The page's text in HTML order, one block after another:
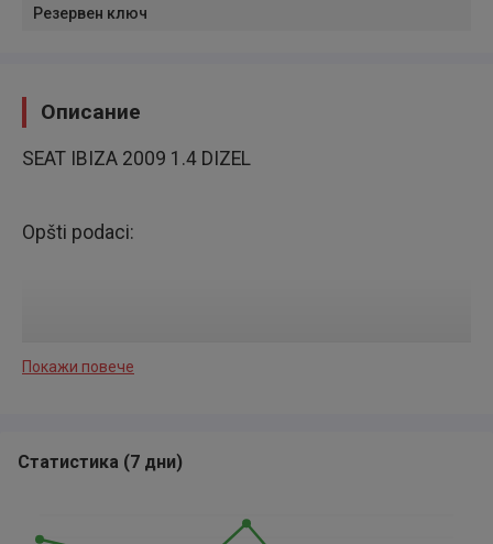
Резервен ключ
Описание
SEAT IBIZA 2009 1.4 DIZEL
Opšti podaci:
Dizel motor, 1.4 TDI – veoma ekonomičan (potrošnja
Покажи повече
Статистика (7 дни)